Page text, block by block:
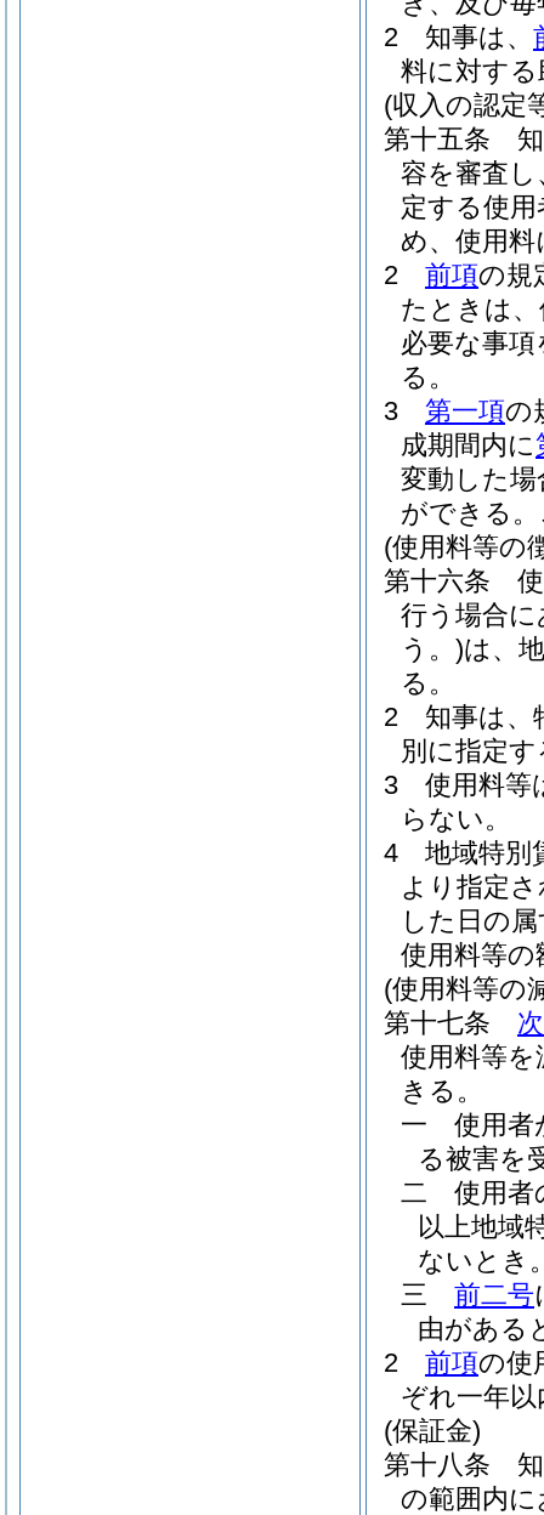
2
知事は、
料に対す
(収入の認定
第十五条
容を審査
定する使
め、使用
2
前項の規
たときは
必要な事
る。
3
第一項の
成期間内に
変動した
ができる。
(使用料等の
第十六条
行う場合
う。)は、
る。
2
知事は、
別に指定
3
使用料等
らない。
4
地域特別
より指定
した日の
使用料等
(使用料等の
第十七条
使用料等
きる。
一
使用者
る被害を
二
使用者
以上地域
ないとき
三
前二号
由がある
2
前項の使
ぞれ一年
(保証金)
第十八条
の範囲内